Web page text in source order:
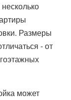
Размеры
- от
может